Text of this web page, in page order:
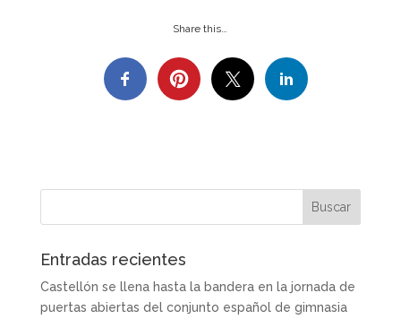
Share this…
Entradas recientes
Castellón se llena hasta la bandera en la jornada de
puertas abiertas del conjunto español de gimnasia